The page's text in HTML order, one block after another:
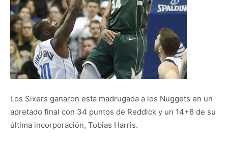
Los Sixers ganaron esta madrugada a los Nuggets en un
apretado final con 34 puntos de Reddick y un 14+8 de su
última incorporación, Tobias Harris.